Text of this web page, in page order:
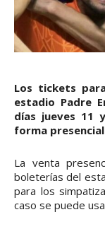
Los tickets
estadio Padre
días jueves 11
forma
La venta
boleterías del
para los
caso se puede